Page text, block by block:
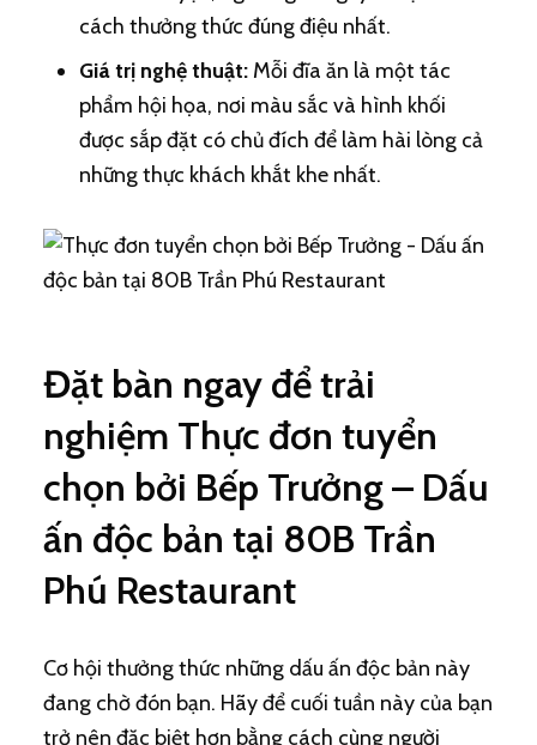
cách thưởng thức đúng điệu nhất.
Giá trị nghệ thuật:Mỗi đĩa ăn là một tác
phẩm hội họa, nơi màu sắc và hình khối
được sắp đặt có chủ đích để làm hài lòng cả
những thực khách khắt khe nhất.
Đặt bàn ngay để trải
nghiệm Thực đơn tuyển
chọn bởi Bếp Trưởng – Dấu
ấn độc bản tại 80B Trần
Phú Restaurant
Cơ hội thưởng thức những dấu ấn độc bản này
đang chờ đón bạn. Hãy để cuối tuần này của bạn
trở nên đặc biệt hơn bằng cách cùng người